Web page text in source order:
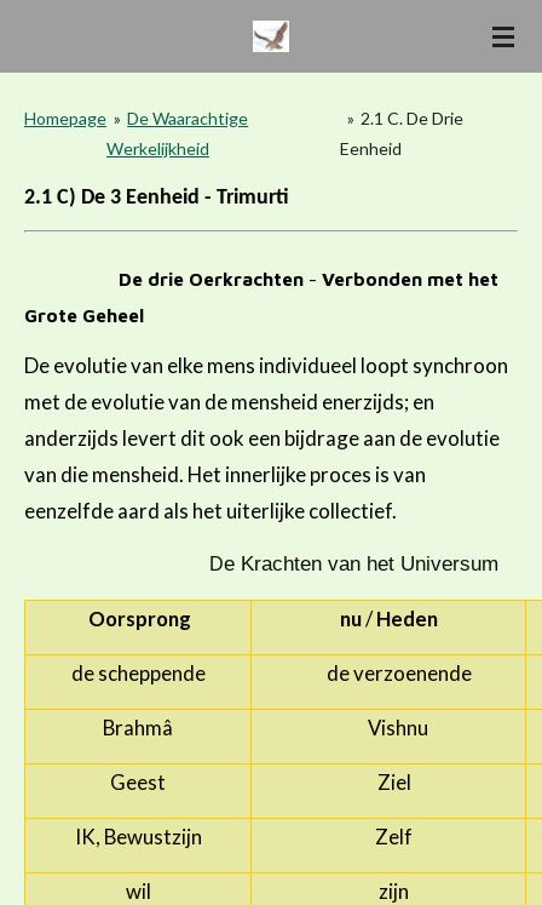
de
hoofdinhoud
Homepage » De Waarachtige
Werkelijkheid
» 2.1 C. De Drie
Eenheid
2.1 C) De 3 Eenheid - Trimurti
De drie Oerkrachten - Verbonden met het
Grote Geheel
De evolutie van elke mens individueel loopt synchroon
met de evolutie van de mensheid enerzijds; en
anderzijds levert dit ook een bijdrage aan de evolutie
van die mensheid. Het innerlijke proces is van
eenzelfde aard als het uiterlijke collectief.
De Krachten van het Universum
Oorsprong nu/Heden
de scheppende de verzoenende
Brahmâ Vishnu
Geest Ziel
IK, Bewustzijn Zelf
wil zijn